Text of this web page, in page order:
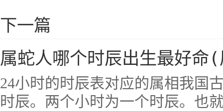
下一篇
属蛇人哪个时辰出生最好命
24小时的时辰表对应的属相我国
时辰。两个小时为一个时辰。也